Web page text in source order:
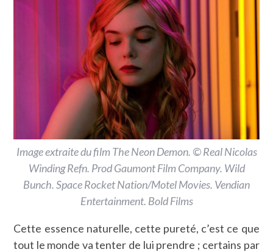
Image extraite du film The Neon Demon. © Real Nicolas
Winding Refn. Prod Gaumont Film Company. Wild
Bunch. Space Rocket Nation/Motel Movies. Vendian
Entertainment. Bold Films
Cette essence naturelle, cette pureté, c’est ce que
tout le monde va tenter de lui prendre ; certains par